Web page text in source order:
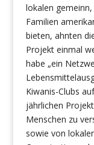
lokalen
Familien
bieten, ahnten
Projekt einmal
habe „ein
Kiwanis-Clubs
jährlichen
Menschen zu
sowie von